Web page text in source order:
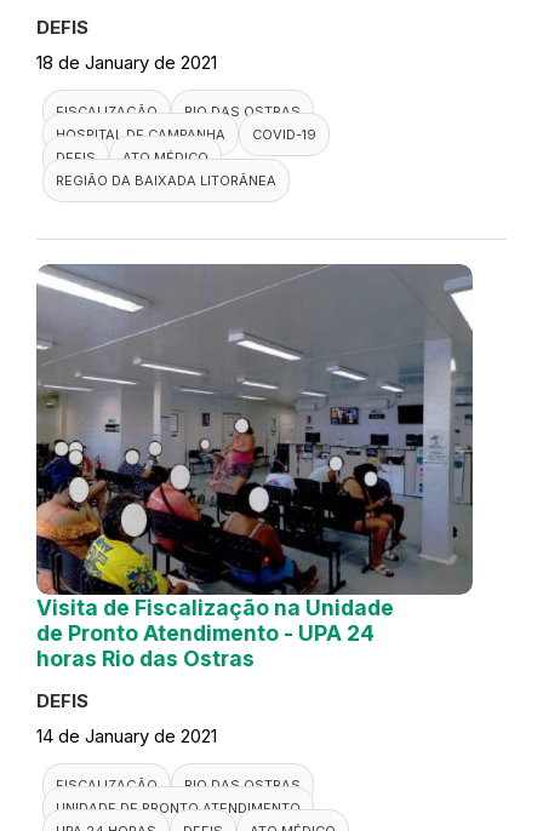
DEFIS
18 de January de 2021
FISCALIZAÇÃO
RIO DAS OSTRAS
HOSPITAL DE CAMPANHA
COVID-19
DEFIS
ATO MÉDICO
REGIÃO DA BAIXADA LITORÂNEA
Visita de Fiscalização na Unidade
de Pronto Atendimento - UPA 24
horas Rio das Ostras
DEFIS
14 de January de 2021
FISCALIZAÇÃO
RIO DAS OSTRAS
UNIDADE DE PRONTO ATENDIMENTO